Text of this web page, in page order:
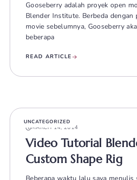
Gooseberry adalah proyek open
Blender Institute. Berbeda dengan
movie sebelumnya, Gooseberry
beberapa
READ ARTICLE
UNCATEGORIZED
MARCH 14, 2014
Video Tutorial
Custom Shape Rig